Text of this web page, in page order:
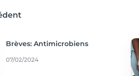
Brèves: Antimicrobiens
07/02/2024